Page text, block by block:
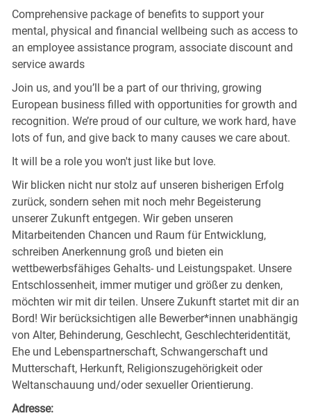
Comprehensive package of benefits to support your
mental, physical and financial wellbeing such as access to
an employee assistance program, associate discount and
service awards
Join us, and you’ll be a part of our thriving, growing
European business filled with opportunities for growth and
recognition. We’re proud of our culture, we work hard, have
lots of fun, and give back to many causes we care about.
It will be a role you won't just like but love.
Wir blicken nicht nur stolz auf unseren bisherigen Erfolg
zurück, sondern sehen mit noch mehr Begeisterung
unserer Zukunft entgegen. Wir geben unseren
Mitarbeitenden Chancen und Raum für Entwicklung,
schreiben Anerkennung groß und bieten ein
wettbewerbsfähiges Gehalts- und Leistungspaket. Unsere
Entschlossenheit, immer mutiger und größer zu denken,
möchten wir mit dir teilen. Unsere Zukunft startet mit dir an
Bord! Wir berücksichtigen alle Bewerber*innen unabhängig
von Alter, Behinderung, Geschlecht, Geschlechteridentität,
Ehe und Lebenspartnerschaft, Schwangerschaft und
Mutterschaft, Herkunft, Religionszugehörigkeit oder
Weltanschauung und/oder sexueller Orientierung.
Adresse: